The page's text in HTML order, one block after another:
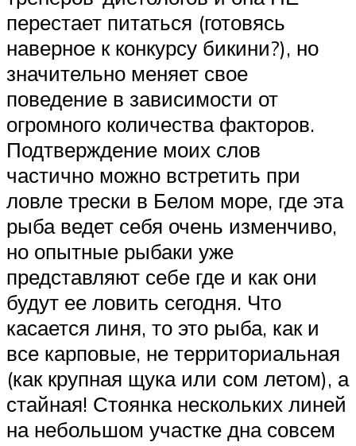
перестает питаться (готовясь
наверное к конкурсу бикини?), но
значительно меняет свое
поведение в зависимости от
огромного количества факторов.
Подтверждение моих слов
частично можно встретить при
ловле трески в Белом море, где эта
рыба ведет себя очень изменчиво,
но опытные рыбаки уже
представляют себе где и как они
будут ее ловить сегодня. Что
касается линя, то это рыба, как и
все карповые, не территориальная
(как крупная щука или сом летом), а
стайная! Стоянка нескольких линей
на небольшом участке дна совсем